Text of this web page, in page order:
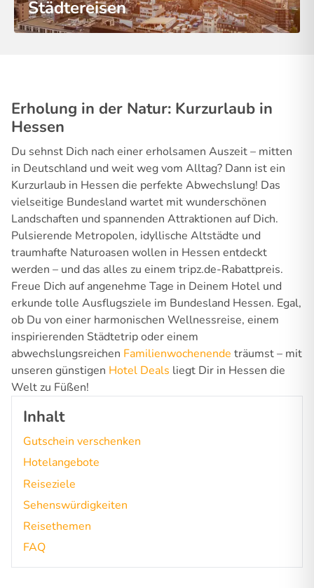
Städtereisen
Erholung in der Natur: Kurzurlaub in
Hessen
Du sehnst Dich nach einer erholsamen Auszeit – mitten
in Deutschland und weit weg vom Alltag? Dann ist ein
Kurzurlaub in Hessen die perfekte Abwechslung! Das
vielseitige Bundesland wartet mit wunderschönen
Landschaften und spannenden Attraktionen auf Dich.
Pulsierende Metropolen, idyllische Altstädte und
traumhafte Naturoasen wollen in Hessen entdeckt
werden – und das alles zu einem tripz.de-Rabattpreis.
Freue Dich auf angenehme Tage in Deinem Hotel und
erkunde tolle Ausflugsziele im Bundesland Hessen. Egal,
ob Du von einer harmonischen Wellnessreise, einem
inspirierenden Städtetrip oder einem
abwechslungsreichen Familienwochenende träumst – mit
unseren günstigen Hotel Deals liegt Dir in Hessen die
Welt zu Füßen!
Inhalt
Gutschein verschenken
Hotelangebote
Reiseziele
Sehenswürdigkeiten
Reisethemen
FAQ